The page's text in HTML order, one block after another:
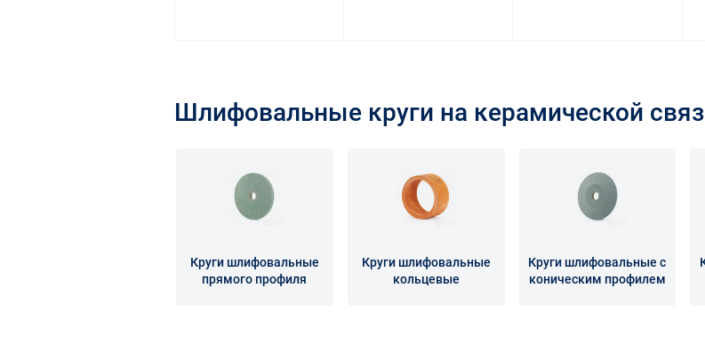
Шлифовальные круги на керамической
Круги шлифовальные
прямого профиля
Круги шлифовальные
кольцевые
Круги шлифовальные с
коническим профилем